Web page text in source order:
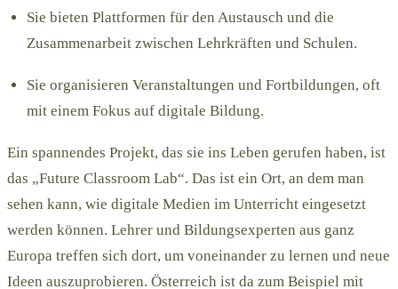
Sie bieten Plattformen für den Austausch und die
Zusammenarbeit zwischen Lehrkräften und Schulen.
Sie organisieren Veranstaltungen und Fortbildungen, oft
mit einem Fokus auf digitale Bildung.
Ein spannendes Projekt, das sie ins Leben gerufen haben, ist
das „Future Classroom Lab“. Das ist ein Ort, an dem man
sehen kann, wie digitale Medien im Unterricht eingesetzt
werden können. Lehrer und Bildungsexperten aus ganz
Europa treffen sich dort, um voneinander zu lernen und neue
Ideen auszuprobieren. Österreich ist da zum Beispiel mit